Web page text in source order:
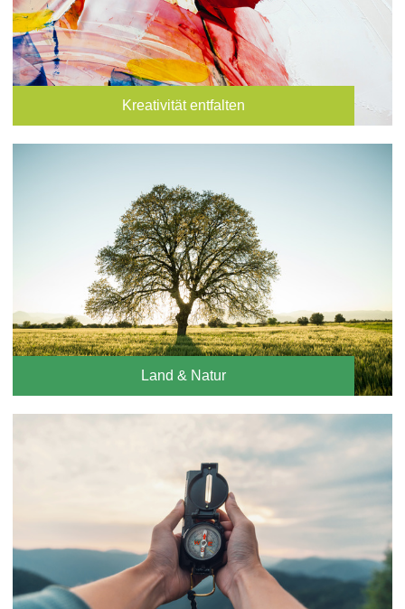
Kreativität entfalten
Land & Natur